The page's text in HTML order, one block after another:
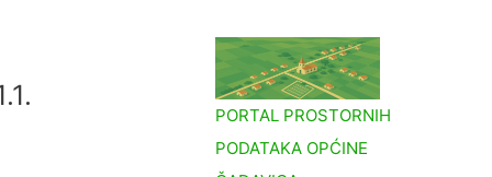
PORTAL PROSTORNIH
PODATAKA OPĆINE